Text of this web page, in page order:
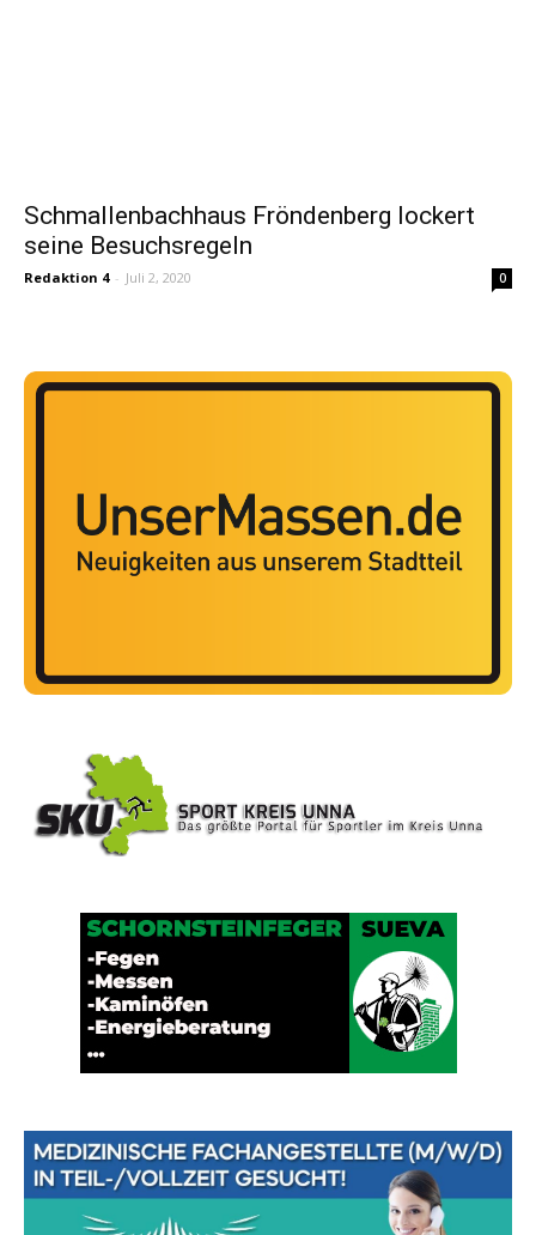
Schmallenbachhaus Fröndenberg lockert
seine Besuchsregeln
Redaktion 4 - Juli 2, 2020 0